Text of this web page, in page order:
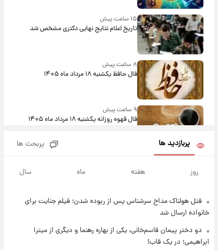
۱۵ ساعت پیش
تاریخ اعلام نتایج نهایی دکتری مشخص شد
۸ ساعت پیش
فال حافظ یکشنبه ۱۸ مرداد ماه ۱۴۰۵
۹ ساعت پیش
فال قهوه روزانه یکشنبه ۱۸ مرداد ماه ۱۴۰۵
۱۷ ساعت پیش
پربازدید ها پربحث ها
روز هفته ماه سال
قتل هولناک مداح سرشناس پس از ربوده شدن؛ فیلم جنایت برای
خانواده ارسال شد
دو دختر پیمان قاسم‌خانی، یکی از بهاره رهنما و دیگری از میترا
ابراهیمی؛ در یک قاب!